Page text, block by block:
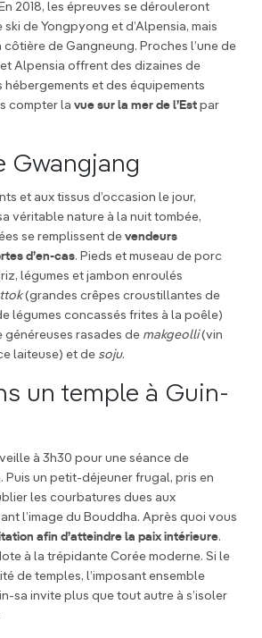
2018, les épreuves se dérouleront
de Yongpyong et d’Alpensia, mais
côtière de Gangneung. Proches l’une de
Alpensia offrent des dizaines de
hébergements et des équipements
compter la vue sur la mer de l’Est par
Gwangjang
et aux tissus d’occasion le jour,
véritable nature à la nuit tombée,
se remplissent de vendeurs
d’en-cas. Pieds et museau de porc
légumes et jambon enroulés
(grandes crêpes croustillantes de
légumes concassés frites à la poêle)
généreuses rasades de makgeolli(vin
laiteuse) et de soju.
un temple à Guin-
à 3h30 pour une séance de
Puis un petit-déjeuner frugal, pris en
les courbatures dues aux
l’image du Bouddha. Après quoi vous
afin d’atteindre la paix intérieure.
à la trépidante Corée moderne. Si le
de temples, l’imposant ensemble
sa invite plus que tout autre à s’isoler